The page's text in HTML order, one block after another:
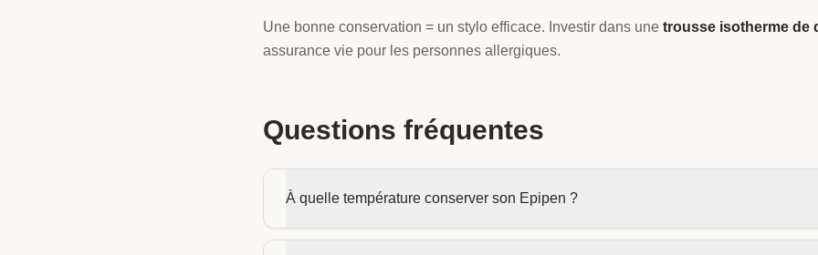
Une bonne conservation = un stylo efficace. Investir dans une trousse isotherme de
assurance vie pour les personnes allergiques.
Questions fréquentes
À quelle température conserver son Epipen ?